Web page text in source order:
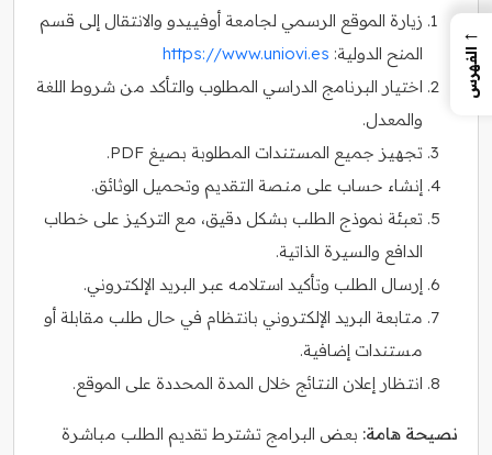
زيارة الموقع الرسمي لجامعة أوفييدو والانتقال إلى قسم
المنح الدولية: https://www.uniovi.es
اختيار البرنامج الدراسي المطلوب والتأكد من شروط اللغة
والمعدل.
تجهيز جميع المستندات المطلوبة بصيغ PDF.
إنشاء حساب على منصة التقديم وتحميل الوثائق.
تعبئة نموذج الطلب بشكل دقيق، مع التركيز على خطاب
الدافع والسيرة الذاتية.
إرسال الطلب وتأكيد استلامه عبر البريد الإلكتروني.
متابعة البريد الإلكتروني بانتظام في حال طلب مقابلة أو
مستندات إضافية.
انتظار إعلان النتائج خلال المدة المحددة على الموقع.
نصيحة هامة: بعض البرامج تشترط تقديم الطلب مباشرة
←
الفهرس